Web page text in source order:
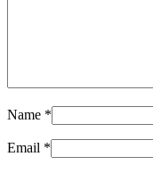
Name *
Email *